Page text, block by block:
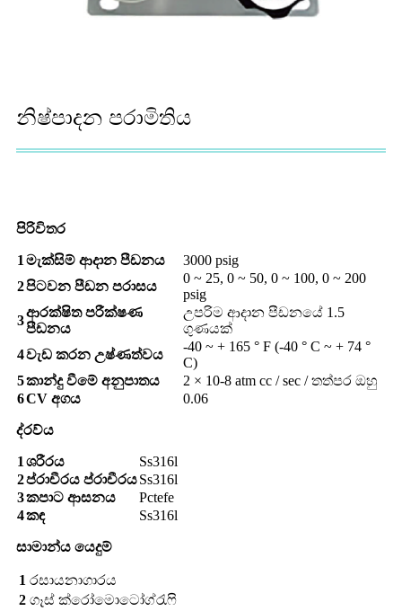
නිෂ්පාදන පරාමිතිය
පිරිවිතර
1 මැක්සිම් ආදාන පීඩනය
3000 psig
2පිටවන පීඩන පරාසය
0 ~ 25, 0 ~ 50, 0 ~ 100, 0 ~ 200
psig
3
ආරක්ෂිත පරීක්ෂණ
පීඩනය
උපරිම ආදාන පීඩනයේ 1.5
ගුණයක්
4වැඩ කරන උෂ්ණත්වය
-40 ~ + 165 ° F (-40 ° C ~ + 74 °
C)
5කාන්දු වීමේ අනුපාතය
2 × 10-8 atm cc / sec / තත්පර ඔහු
6CV අගය 0.06
ද්රව්ය
1 ශරීරය
Ss316l
2ප්රාචීරය ප්රාචීරයSs316l
3කපාට ආසනය
Pctefe
4කඳ Ss316l
සාමාන්ය යෙදුම්
1 රසායනාගාරය
2 ගෑස් ක්රෝමොටෝග්රැෆි